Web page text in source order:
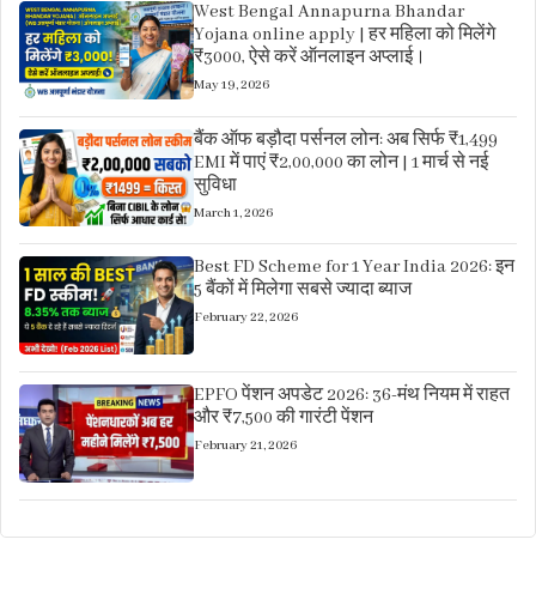
West Bengal Annapurna Bhandar
Yojana online apply | हर महिला को मिलेंगे
₹3000, ऐसे करें ऑनलाइन अप्लाई।
May 19, 2026
बैंक ऑफ बड़ौदा पर्सनल लोन: अब सिर्फ ₹1,499
EMI में पाएं ₹2,00,000 का लोन | 1 मार्च से नई
सुविधा
March 1, 2026
Best FD Scheme for 1 Year India 2026: इन
5 बैंकों में मिलेगा सबसे ज्यादा ब्याज
February 22, 2026
EPFO पेंशन अपडेट 2026: 36-मंथ नियम में राहत
और ₹7,500 की गारंटी पेंशन
February 21, 2026